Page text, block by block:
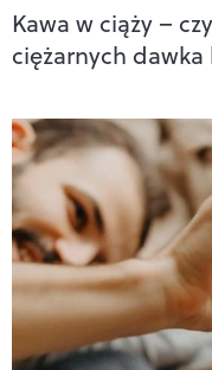
Kawa w ciąży –
ciężarnych